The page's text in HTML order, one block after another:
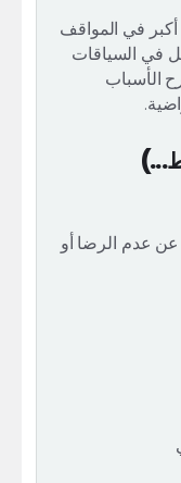
أكبر في المواقف
في السياقات
الأسباب
عدم الرضا أو